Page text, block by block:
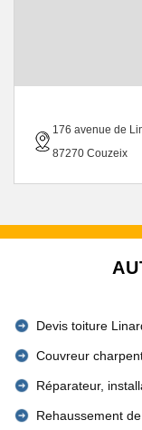
176 avenue de
87270 Couzeix
Devis toiture
Couvreur
Réparateur,
Rehaussement